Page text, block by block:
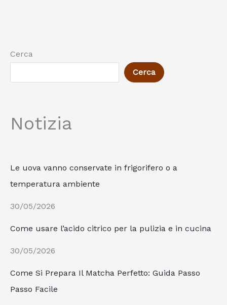
Cerca
Cerca
Notizia
Le uova vanno conservate in frigorifero o a
temperatura ambiente
30/05/2026
Come usare l’acido citrico per la pulizia e in cucina
30/05/2026
Come Si Prepara Il Matcha Perfetto: Guida Passo
Passo Facile